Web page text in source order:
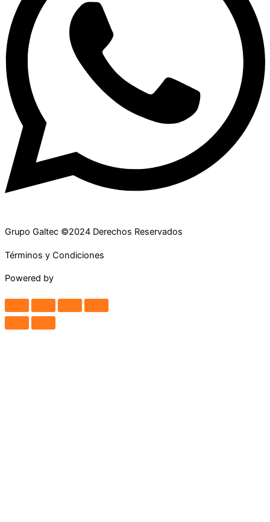
Grupo Galtec ©2024 Derechos Reservados
Términos y Condiciones
Powered by